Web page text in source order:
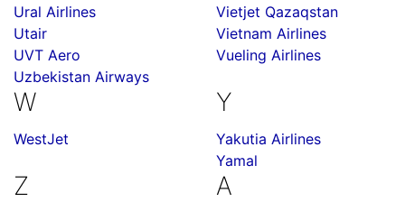
Ural Airlines
Utair
UVT Aero
Uzbekistan Airways
Vietjet Qazaqstan
Vietnam Airlines
Vueling Airlines
W
WestJet
Y
Yakutia Airlines
Yamal
Z А